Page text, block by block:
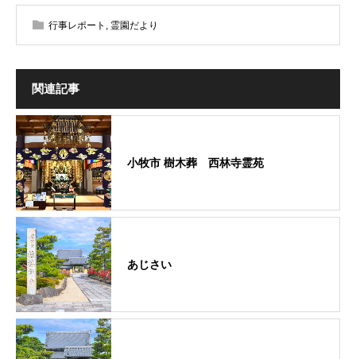
行事レポート , 霊園だより
関連記事
小牧市 樹木葬 西林寺霊苑
あじさい